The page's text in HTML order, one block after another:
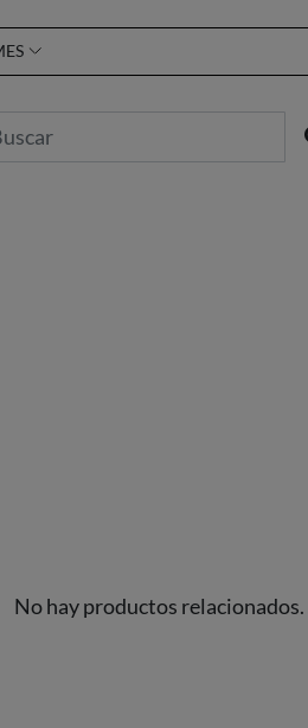
No hay productos relacionados.